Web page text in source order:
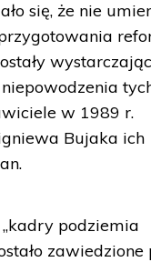
się, że nie
w 1989 r.
Bujaka ich
„kadry podziemia
zawiedzione